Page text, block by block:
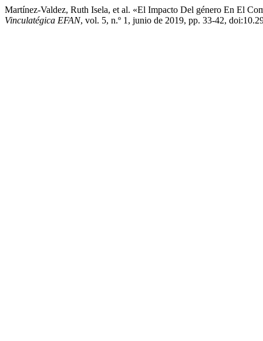
Martínez-Valdez, Ruth Isela, et al. «El Impacto Del género En El
Vinculatégica EFAN, vol. 5, n.º 1, junio de 2019, pp. 33-42,